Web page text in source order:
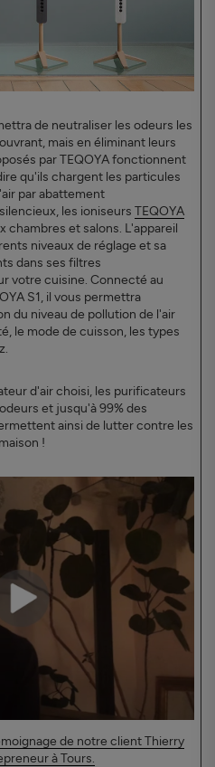
de neutraliser les odeurs les
mais en éliminant leurs
par TEQOYA fonctionnent
qu'ils chargent les particules
par abattement
les ioniseurs TEQOYA
chambres et salons. L'appareil
niveaux de réglage et sa
dans ses filtres
votre cuisine. Connecté au
S1, il vous permettra
du niveau de pollution de l'air
le mode de cuisson, les types
d'air choisi, les purificateurs
et jusqu'à 99% des
ainsi de lutter contre les
!
de notre client Thierry
à Tours.